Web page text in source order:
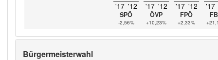
'17 '12
SPÖ
-2,56%
'17 '12
ÖVP
+10,23%
'17 '12
FPÖ
+2,33%
'17
Bürgermeisterwahl